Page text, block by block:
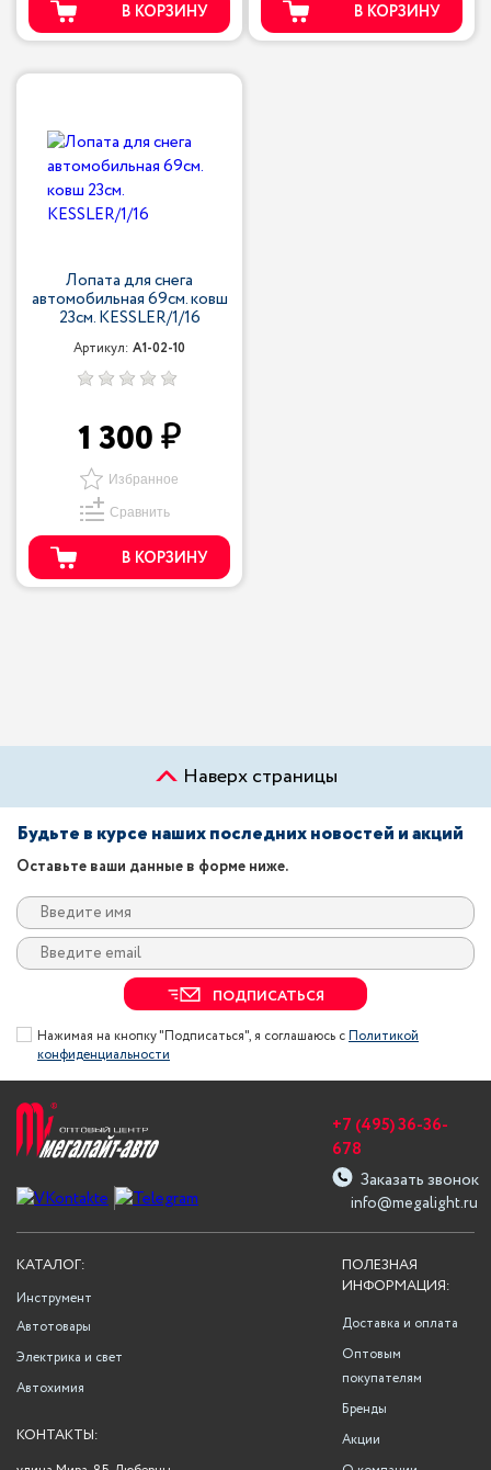
В КОРЗИНУ В КОРЗИНУ
Лопата для снега
автомобильная 69см. ковш
23см. KESSLER/1/16
Артикул: A1-02-10
1 300
Избранное
Сравнить
В КОРЗИНУ
Наверх страницы
Будьте в курсе наших последних новостей и акций
Оставьте ваши данные в форме ниже.
ПОДПИСАТЬСЯ
Нажимая на кнопку "Подписаться", я соглашаюсь сПолитикой
конфиденциальности
info@megalight.ru
+7 (495) 36-36-
678
Заказать звонок
ПОЛЕЗНАЯ
ИНФОРМАЦИЯ:
Доставка и оплата
Оптовым
покупателям
Бренды
Акции
КАТАЛОГ:
Инструмент
Автотовары
Электрика и свет
Автохимия
КОНТАКТЫ: